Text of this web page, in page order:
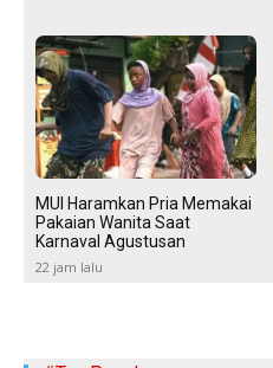
MUI Haramkan Pria Memakai
Pakaian Wanita Saat
Karnaval Agustusan
22 jam lalu